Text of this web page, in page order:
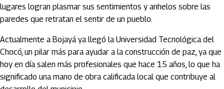
lugares logran plasmar sus sentimientos y anhelos sobre las
paredes que retratan el sentir de un pueblo.
Actualmente a Bojayá ya llegó la Universidad Tecnológica del
Chocó, un pilar más para ayudar a la construcción de paz, ya que
hoy en día salen más profesionales que hace 15 años, lo que ha
significado una mano de obra calificada local que contribuye al